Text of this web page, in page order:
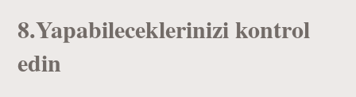
8.Yapabileceklerinizi kontrol
edin